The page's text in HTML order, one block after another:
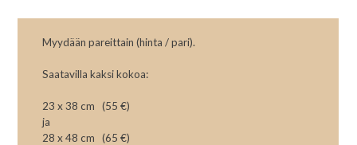
Myydään pareittain (hinta / pari).
Saatavilla kaksi kokoa:
23 x 38 cm (55 €)
ja
28 x 48 cm (65 €)